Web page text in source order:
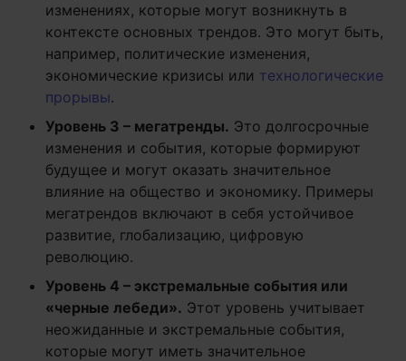
изменениях, которые могут возникнуть в
контексте основных трендов. Это могут быть,
например, политические изменения,
экономические кризисы или технологические
прорывы.
Уровень 3 – мегатренды. Это долгосрочные
изменения и события, которые формируют
будущее и могут оказать значительное
влияние на общество и экономику. Примеры
мегатрендов включают в себя устойчивое
развитие, глобализацию, цифровую
революцию.
Уровень 4 – экстремальные события или
«черные лебеди». Этот уровень учитывает
неожиданные и экстремальные события,
которые могут иметь значительное